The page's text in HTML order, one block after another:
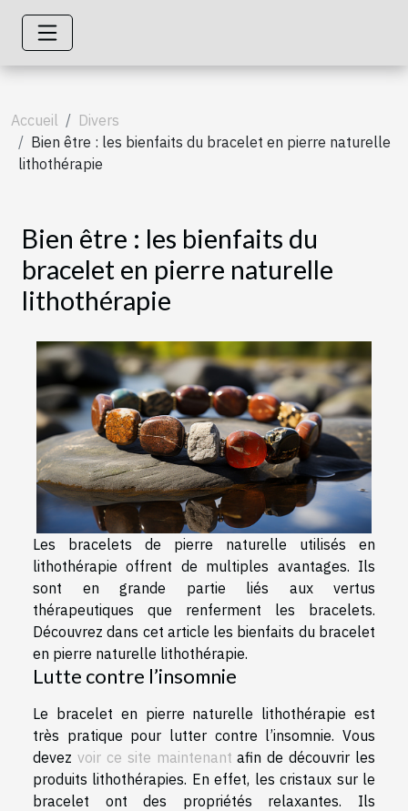
Accueil
Divers
Bien être : les bienfaits du bracelet en pierre naturelle
lithothérapie
Bien être : les bienfaits du
bracelet en pierre naturelle
lithothérapie
Les bracelets de pierre naturelle utilisés en
lithothérapie offrent de multiples avantages. Ils
sont en grande partie liés aux vertus
thérapeutiques que renferment les bracelets.
Découvrez dans cet article les bienfaits du bracelet
en pierre naturelle lithothérapie.
Lutte contre l’insomnie
Le bracelet en pierre naturelle lithothérapie est
très pratique pour lutter contre l’insomnie. Vous
devez voir ce site maintenant afin de découvrir les
produits lithothérapies. En effet, les cristaux sur le
bracelet ont des propriétés relaxantes. Ils